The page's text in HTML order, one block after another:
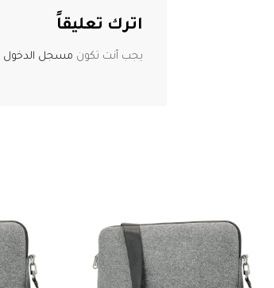
اترك تعليقاً
يجب أنت تكون مسجل الدخول